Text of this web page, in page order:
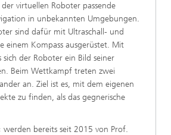
virtuellen Roboter passende
in unbekannten Umgebungen.
sind dafür mit Ultraschall- und
einem Kompass ausgerüstet. Mit
sich der Roboter ein Bild seiner
Beim Wettkampf treten zwei
an. Ziel ist es, mit dem eigenen
zu finden, als das gegnerische
werden bereits seit 2015 von Prof.